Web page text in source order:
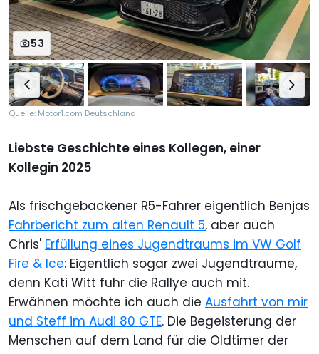
53
Quelle: Motor1.com Deutschland
Liebste Geschichte eines Kollegen, einer
Kollegin 2025
Als frischgebackener R5-Fahrer eigentlich Benjas
Fahrbericht zum alten Renault 5, aber auch
Chris' Erfüllung eines Jugendtraums im VW Golf
Fire & Ice: Eigentlich sogar zwei Jugendträume,
denn Kati Witt fuhr die Rallye auch mit.
Erwähnen möchte ich auch die Ausfahrt von mir
und Steff im Audi 80 GTE. Die Begeisterung der
Menschen auf dem Land für die Oldtimer der